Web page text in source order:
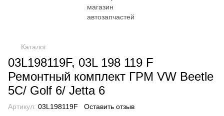
Каталог
03L198119F, 03L 198 119 F
Ремонтный комплект ГРМ VW Beetle
5C/ Golf 6/ Jetta 6
Артикул: 03L198119F Оставить отзыв